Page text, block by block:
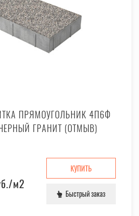
ПРЯМОУГОЛЬНИК 4П6Ф
ГРАНИТ (ОТМЫВ)
/м2
КУПИТЬ
Быстрый заказ